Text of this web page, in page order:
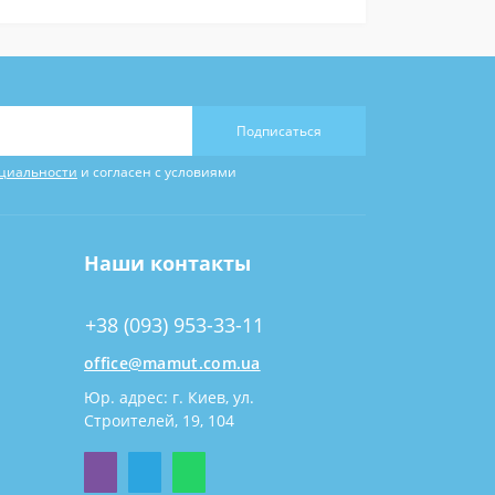
Подписаться
и согласен с условиями
Наши контакты
+38 (093) 953-33-11
office@mamut.com.ua
Юр. адрес: г. Киев, ул.
Строителей, 19, 104